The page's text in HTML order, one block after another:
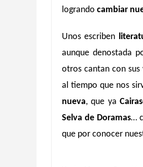
logrando cambiar
Unos escriben
aunque denostada
otros cantan con sus
al tiempo que nos
nueva, que ya
Selva de Doramas…
que por conocer